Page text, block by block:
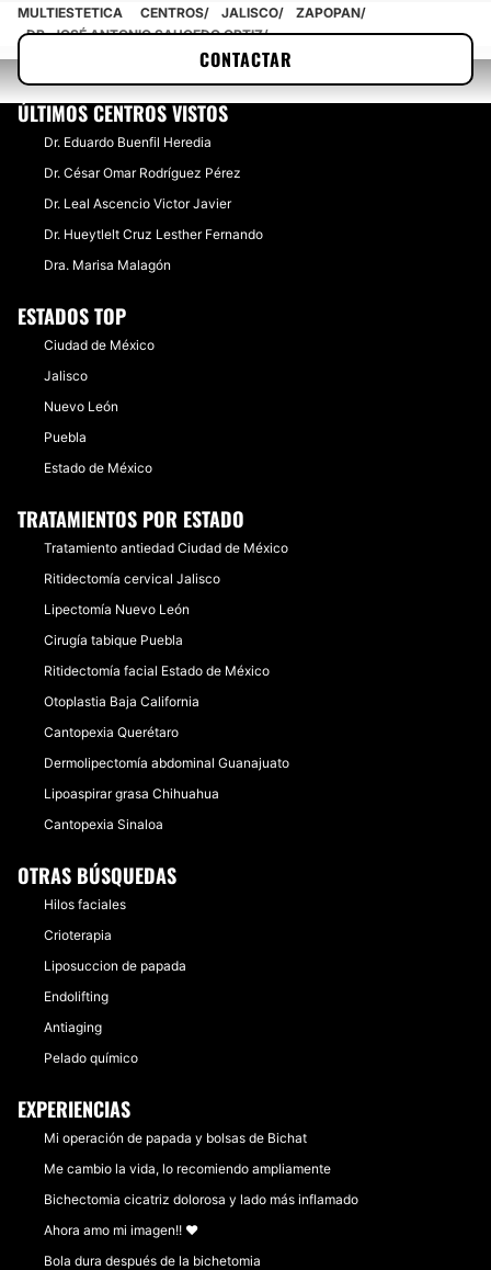
CONTACTAR
MULTIESTETICA CENTROS JALISCO
ZAPOPAN
DR. JOSÉ ANTONIO SAUCEDO ORTIZ
ÚLTIMOS CENTROS VISTOS
Dr. Eduardo Buenfil Heredia
Dr. César Omar Rodríguez Pérez
Dr. Leal Ascencio Victor Javier
Dr. Hueytlelt Cruz Lesther Fernando
Dra. Marisa Malagón
ESTADOS TOP
Ciudad de México
Jalisco
Nuevo León
Puebla
Estado de México
TRATAMIENTOS POR ESTADO
Tratamiento antiedad Ciudad de México
Ritidectomía cervical Jalisco
Lipectomía Nuevo León
Cirugía tabique Puebla
Ritidectomía facial Estado de México
Otoplastia Baja California
Cantopexia Querétaro
Dermolipectomía abdominal Guanajuato
Lipoaspirar grasa Chihuahua
Cantopexia Sinaloa
OTRAS BÚSQUEDAS
Hilos faciales
Crioterapia
Liposuccion de papada
Endolifting
Antiaging
Pelado químico
EXPERIENCIAS
Mi operación de papada y bolsas de Bichat
Me cambio la vida, lo recomiendo ampliamente
Bichectomia cicatriz dolorosa y lado más inflamado
Ahora amo mi imagen!! ❤️
Bola dura después de la bichetomia